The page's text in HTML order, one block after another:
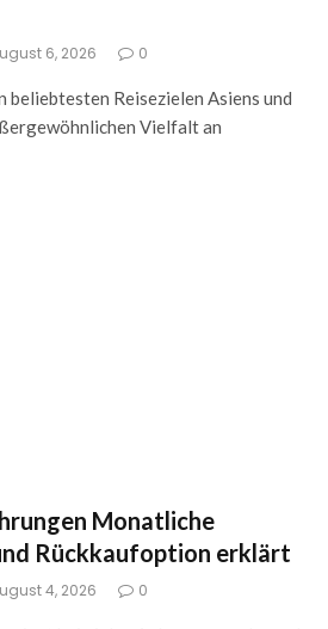
6, 2026 0
beliebtesten Reisezielen Asiens und
Vielfalt an
Monatliche
Rückkaufoption erklärt
4, 2026 0